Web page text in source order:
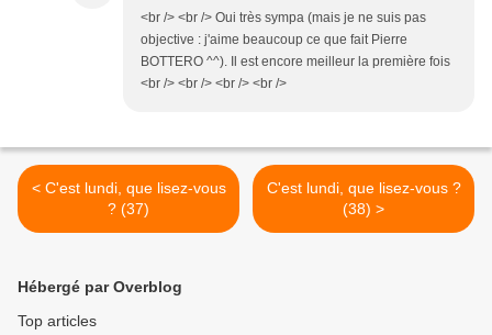
<br /> <br /> Oui très sympa (mais je ne suis pas
objective : j'aime beaucoup ce que fait Pierre
BOTTERO ^^). Il est encore meilleur la première fois
<br /> <br /> <br /> <br />
< C'est lundi, que lisez-vous
? (37)
C'est lundi, que lisez-vous ?
(38) >
Hébergé par Overblog
Top articles